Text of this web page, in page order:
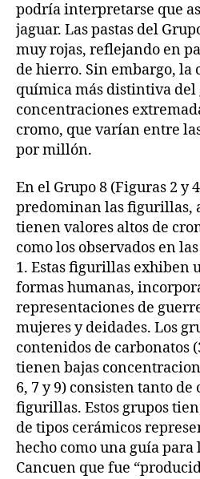
podría interpretarse que
jaguar. Las pastas del
muy rojas, reflejando en
de hierro. Sin embargo, la
química más distintiva del
concentraciones
cromo, que varían entre
por millón.
En el Grupo 8 (Figuras 2 y
predominan las figurillas,
tienen valores altos de
como los observados en
1. Estas figurillas exhiben
formas humanas,
representaciones de
mujeres y deidades. Los
contenidos de carbonatos
tienen bajas
6, 7 y 9) consisten tanto de
figurillas. Estos grupos
de tipos cerámicos
hecho como una guía para
Cancuen que fue